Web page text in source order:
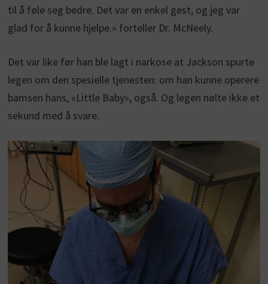
til å føle seg bedre. Det var en enkel gest, og jeg var
glad for å kunne hjelpe.» forteller Dr. McNeely.
Det var like før han ble lagt i narkose at Jackson spurte
legen om den spesielle tjenesten: om han kunne operere
bamsen hans, «Little Baby», også. Og legen nølte ikke et
sekund med å svare.